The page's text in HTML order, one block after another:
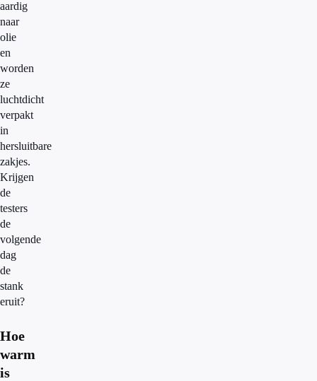
aardig
naar
olie
en
worden
ze
luchtdicht
verpakt
in
hersluitbare
zakjes.
Krijgen
de
testers
de
volgende
dag
de
stank
eruit?
Hoe
warm
is